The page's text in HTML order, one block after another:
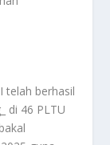
telah berhasil
di 46 PLTU